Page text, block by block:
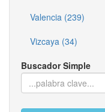
Valencia (239)
Vizcaya (34)
Buscador Simple